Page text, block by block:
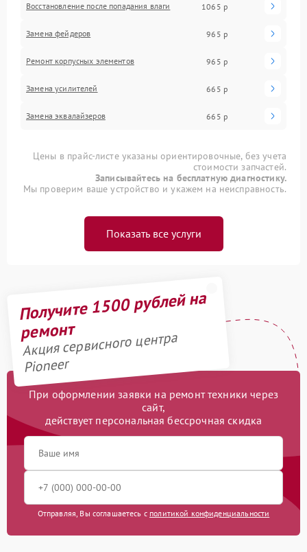
Восстановление после попадания влаги 1065 р
Замена фейдеров 965 р
Ремонт корпусных элементов 965 р
Замена усилителей 665 р
Замена эквалайзеров 665 р
Цены в прайс-листе указаны ориентировочные, без учета
стоимости запчастей.
Записывайтесь на бесплатную диагностику.
Мы проверим ваше устройство и укажем на неисправность.
Показать все услуги
Получите 1500 рублей на
ремонт
Акция сервисного центра
Pioneer
При оформлении заявки на ремонт техники через
сайт,
действует персональная бессрочная скидка
Отправляя, Вы соглашаетесь с политикой конфиденциальности